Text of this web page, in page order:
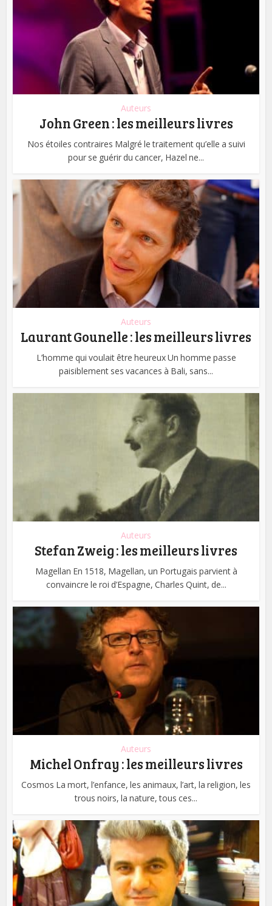
Auteurs
John Green : les meilleurs livres
Nos étoiles contraires Malgré le traitement qu’elle a suivi
pour se guérir du cancer, Hazel ne...
Auteurs
Laurant Gounelle : les meilleurs livres
L’homme qui voulait être heureux Un homme passe
paisiblement ses vacances à Bali, sans...
Auteurs
Stefan Zweig : les meilleurs livres
Magellan En 1518, Magellan, un Portugais parvient à
convaincre le roi d’Espagne, Charles Quint, de...
Auteurs
Michel Onfray : les meilleurs livres
Cosmos La mort, l’enfance, les animaux, l’art, la religion, les
trous noirs, la nature, tous ces...